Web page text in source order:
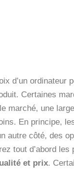
d’un ordinateur
Certaines
marché, une
En principe,
autre côté, des
tout d’abord
et prix.